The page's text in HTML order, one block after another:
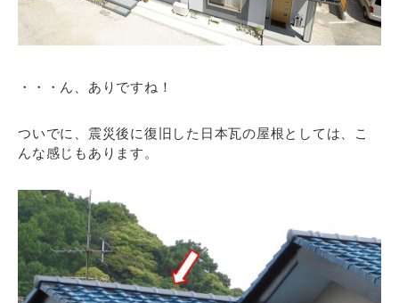
・・・ん、ありですね！
ついでに、震災後に復旧した日本瓦の屋根としては、こ
んな感じもあります。